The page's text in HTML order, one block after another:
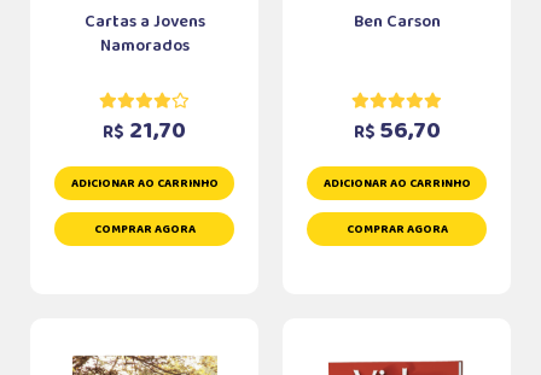
Cartas a Jovens
Namorados
R$ 21,70
ADICIONAR AO CARRINHO
COMPRAR AGORA
Ben Carson
R$ 56,70
ADICIONAR AO CARRINHO
COMPRAR AGORA